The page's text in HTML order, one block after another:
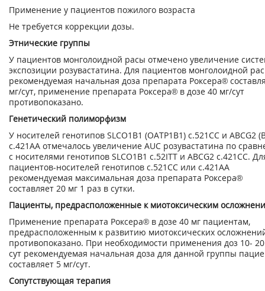
Применение у пациентов пожилого возраста
Не требуется коррекции дозы.
Этнические группы
У пациентов монголоидной расы отмечено увеличение
экспозиции розувастатина. Для пациентов монголоидной
рекомендуемая начальная доза препарата Роксера®
мг/сут, применение препарата Роксера® в дозе 40 мг/сут
противопоказано.
Генетический полиморфизм
У носителей генотипов SLCО1B1 (ОАТР1В1) с.521СС и ABCG2
с.421АА отмечалось увеличение AUC розувастатина по
с носителями генотипов SLCО1B1 с.52ITT и ABCG2 с.421СС.
пациентов-носителей генотипов с.521СС или с.421АА
рекомендуемая максимальная доза препарата Роксера®
составляет 20 мг 1 раз в сутки.
Пациенты, предрасположенные к миотоксическим
Применение препарата Роксера® в дозе 40 мг пациентам,
предрасположенным к развитию миотоксических
противопоказано. При необходимости применения доз 10-
сут рекомендуемая начальная доза для данной группы
составляет 5 мг/сут.
Сопутствующая терапия